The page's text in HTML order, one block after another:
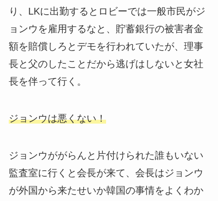
り、LKに出勤するとロビーでは一般市民がジ
ョンウを雇用するなと、貯蓄銀行の被害者金
額を賠償しろとデモを行われていたが、理事
長と父のしたことだから逃げはしないと女社
長を伴って行く。
ジョンウは悪くない！
ジョンウががらんと片付けられた誰もいない
監査室に行くと会長が来て、会長はジョンウ
が外国から来たせいか韓国の事情をよくわか